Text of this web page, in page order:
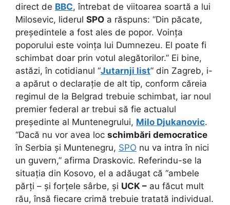
direct de BBC, întrebat de viitoarea soartă a lui
Milosevic, liderul SPO a răspuns: “Din păcate,
președintele a fost ales de popor. Voința
poporului este voința lui Dumnezeu. El poate fi
schimbat doar prin votul alegătorilor.” Ei bine,
astăzi, în cotidianul “Jutarnji list” din Zagreb, i-
a apărut o declarație de alt tip, conform căreia
regimul de la Belgrad trebuie schimbat, iar noul
premier federal ar trebui să fie actualul
președinte al Muntenegrului, Milo Djukanovic.
“Dacă nu vor avea loc schimbări democratice
în Serbia și Muntenegru, SPO nu va intra în nici
un guvern,” afirma Draskovic. Referindu-se la
situația din Kosovo, el a adăugat că “ambele
părți – și forțele sârbe, și UCK – au făcut mult
rău, însă fiecare crimă trebuie tratată individual.